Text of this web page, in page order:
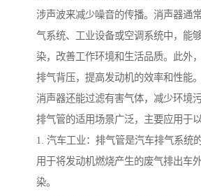
涉声波来减少噪音的传播。消声器通
气系统、工业设备或空调系统中，能
染，改善工作环境和生活品质。此外
排气背压，提高发动机的效率和性能
消声器还能过滤有害气体，减少环境污
排气管的适用场景广泛，主要应用于
1. 汽车工业：排气管是汽车排气系统
用于将发动机燃烧产生的废气排出车
染。